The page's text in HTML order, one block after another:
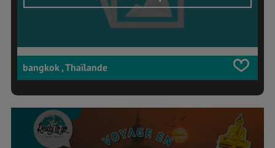
bangkok , Thaïlande